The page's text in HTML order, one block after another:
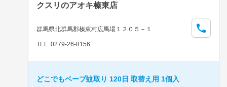
クスリのアオキ榛東店
群馬県北群馬郡榛東村広馬場１２０５－１
TEL: 0279-26-8156
どこでもベープ蚊取り 120日 取替え用 1個入